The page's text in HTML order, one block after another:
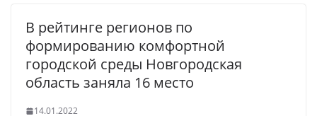
В рейтинге регионов по
формированию комфортной
городской среды Новгородская
область заняла 16 место
14.01.2022